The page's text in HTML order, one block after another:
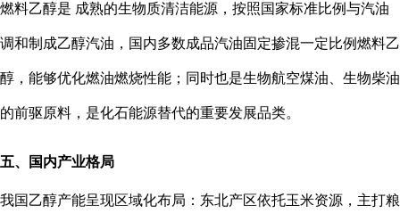
燃料乙醇是 成熟的生物质清洁能源，按照国家标准比例与汽油
调和制成乙醇汽油，国内多数成品汽油固定掺混一定比例燃料乙
醇，能够优化燃油燃烧性能；同时也是生物航空煤油、生物柴油
的前驱原料，是化石能源替代的重要发展品类。
五、国内产业格局
我国乙醇产能呈现区域化布局：东北产区依托玉米资源，主打粮